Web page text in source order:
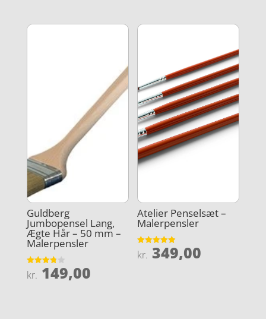
Guldberg
Jumbopensel Lang,
Ægte Hår – 50 mm –
Malerpensler
Vurderet
3.8
kr. 149,00
Atelier Penselsæt –
Malerpensler
Vurderet
4.9
kr. 349,00